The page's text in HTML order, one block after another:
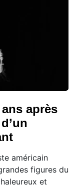
après
américain
figures du
et